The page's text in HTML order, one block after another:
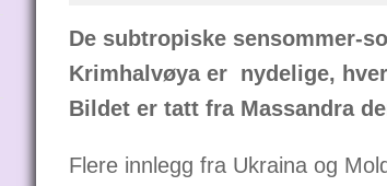
De subtropiske sensommer-
Krimhalvøya er nydelige,
Bildet er tatt fra Massandra
Flere innlegg fra Ukraina og